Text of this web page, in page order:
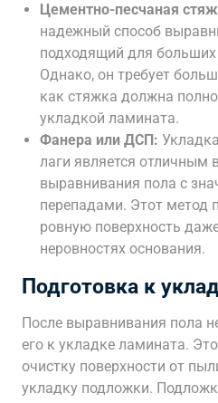
Цементно-песчаная
надежный способ
подходящий для
Однако, он требует
как стяжка должна
укладкой ламината.
Фанера или ДСП:
лаги является отличным
выравнивания пола с
перепадами. Этот метод
ровную поверхность
неровностях основания.
Подготовка к
После выравнивания пола
его к укладке ламината.
очистку поверхности от
укладку подложки.